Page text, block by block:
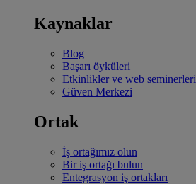
Kaynaklar
Blog
Başarı öyküleri
Etkinlikler ve web seminerleri
Güven Merkezi
Ortak
İş ortağımız olun
Bir iş ortağı bulun
Entegrasyon iş ortakları